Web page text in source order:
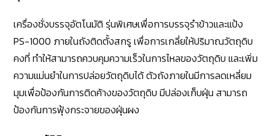
เครื่องชั่งบรรจุอัตโนมัติ รุ่นพิเศษเพื่อการบรรจุรำข้าวและแป้ง
PS-1000 ภายในถังติดตั้งสกรู เพื่อการเกลี่ยให้ปริมาณวัตถุดิบ
คงที่ ทำให้สามารถควบคุมความเร็วในการไหลของวัตถุดิบ และเพิ่ม
ความแม่นยำในการปล่อยวัตถุดิบได้ ตัวถังภายในมีการลดเหลี่ยม
มุมเพื่อป้องกันการติดค้างของวัตถุดิบ มีปล่องเก็บฝุ่น สามารถ
ป้องกันการฟุ้งกระจายของฝุ่นผง